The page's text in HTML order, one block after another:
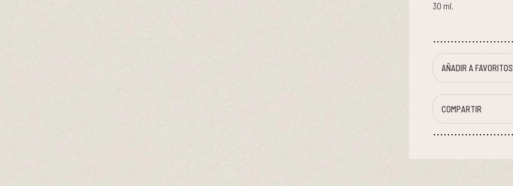
30 ml.
AÑADIR A FAVORITOS
COMPARTIR